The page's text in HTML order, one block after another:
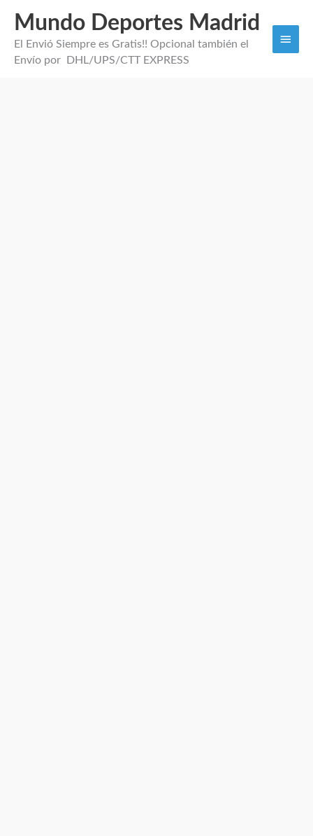
Mundo Deportes Madrid
El Envió Siempre es Gratis!! Opcional también el
Envío por DHL/UPS/CTT EXPRESS